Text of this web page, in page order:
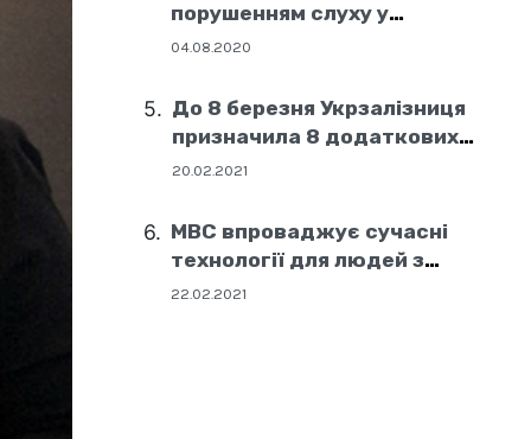
порушенням слуху у
соціальних центрах Дніпра
04.08.2020
До 8 березня Укрзалізниця
призначила 8 додаткових
поїздів
20.02.2021
МВС впроваджує сучасні
технології для людей з
порушенням слуху
22.02.2021